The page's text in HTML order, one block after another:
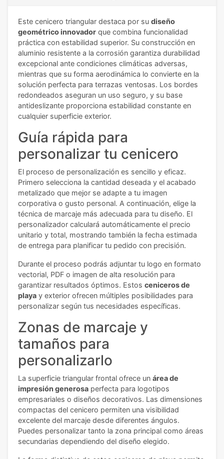
Este cenicero triangular destaca por su diseño
geométrico innovador que combina funcionalidad
práctica con estabilidad superior. Su construcción en
aluminio resistente a la corrosión garantiza durabilidad
excepcional ante condiciones climáticas adversas,
mientras que su forma aerodinámica lo convierte en la
solución perfecta para terrazas ventosas. Los bordes
redondeados aseguran un uso seguro, y su base
antideslizante proporciona estabilidad constante en
cualquier superficie exterior.
Guía rápida para
personalizar tu cenicero
El proceso de personalización es sencillo y eficaz.
Primero selecciona la cantidad deseada y el acabado
metalizado que mejor se adapte a tu imagen
corporativa o gusto personal. A continuación, elige la
técnica de marcaje más adecuada para tu diseño. El
personalizador calculará automáticamente el precio
unitario y total, mostrando también la fecha estimada
de entrega para planificar tu pedido con precisión.
Durante el proceso podrás adjuntar tu logo en formato
vectorial, PDF o imagen de alta resolución para
garantizar resultados óptimos. Estos ceniceros de
playa y exterior ofrecen múltiples posibilidades para
personalizar según tus necesidades específicas.
Zonas de marcaje y
tamaños para
personalizarlo
La superficie triangular frontal ofrece un área de
impresión generosa perfecta para logotipos
empresariales o diseños decorativos. Las dimensiones
compactas del cenicero permiten una visibilidad
excelente del marcaje desde diferentes ángulos.
Puedes personalizar tanto la zona principal como áreas
secundarias dependiendo del diseño elegido.